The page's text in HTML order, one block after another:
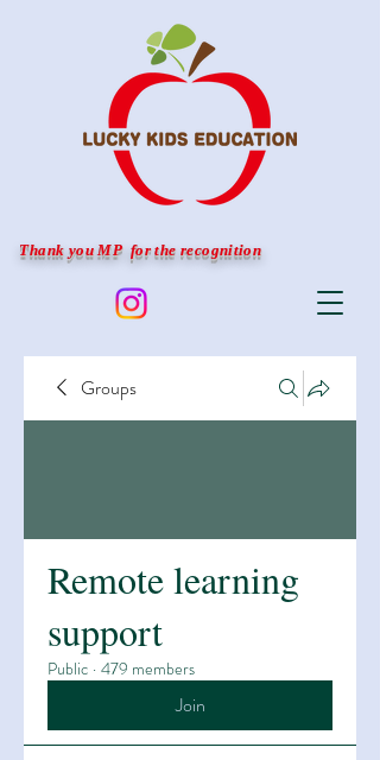
Thank you MP for the recognition
Groups
Remote learning
support
Public · 479 members
Join